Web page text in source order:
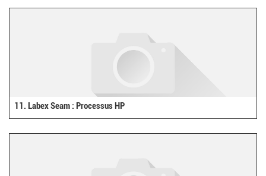
11. Labex Seam : Processus HP